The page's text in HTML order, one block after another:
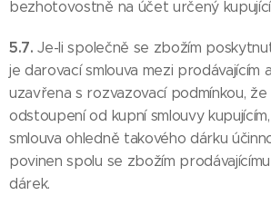
bezhotovostně na účet určený
5.7.Je-li společně se zbožím
je darovací smlouva mezi prodávajícím
uzavřena s rozvazovací podmínkou, že
odstoupení od kupní smlouvy
smlouva ohledně takového dárku
povinen spolu se zbožím
dárek.